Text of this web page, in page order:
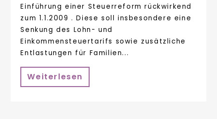
Einführung einer Steuerreform rückwirkend
zum 1.1.2009 . Diese soll insbesondere eine
Senkung des Lohn- und
Einkommensteuertarifs sowie zusätzliche
Entlastungen für Familien...
Weiterlesen